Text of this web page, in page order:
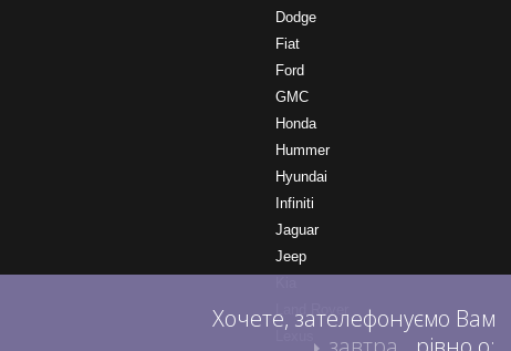
Dodge
Fiat
Ford
GMC
Honda
Hummer
Hyundai
Infiniti
Jaguar
Jeep
Хочете, зателефонуємо Вам